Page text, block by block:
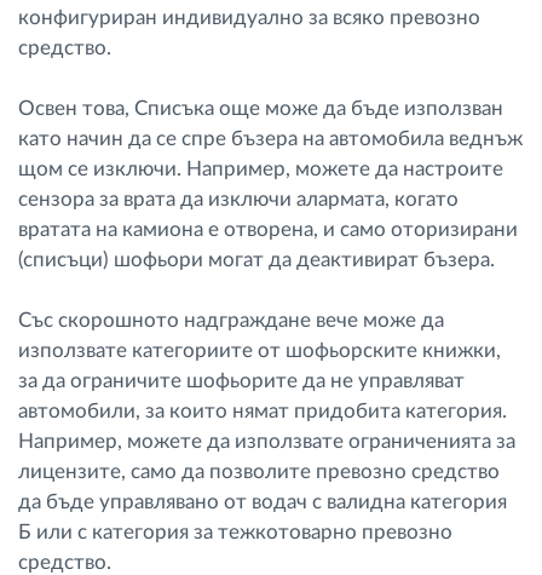
конфигуриран индивидуално за всяко превозно
средство.
Освен това, Списъка още може да бъде използван
като начин да се спре бъзера на автомобила веднъж
щом се изключи. Например, можете да настроите
сензора за врата да изключи алармата, когато
вратата на камиона е отворена, и само оторизирани
(списъци) шофьори могат да деактивират бъзера.
Със скорошното надграждане вече може да
използвате категориите от шофьорските книжки,
за да ограничите шофьорите да не управляват
автомобили, за които нямат придобита категория.
Например, можете да използвате ограниченията за
лицензите, само да позволите превозно средство
да бъде управлявано от водач с валидна категория
Б или с категория за тежкотоварно превозно
средство.